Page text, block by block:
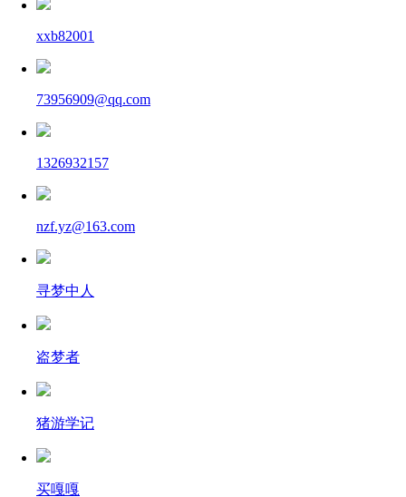
xxb82001
73956909@qq.com
1326932157
nzf.yz@163.com
寻梦中人
盗梦者
猪游学记
买嘎嘎